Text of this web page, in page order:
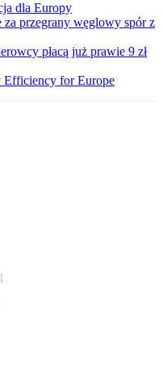
dla Europy
za przegrany węglowy spór z
płacą już prawie 9 zł
Efficiency for Europe